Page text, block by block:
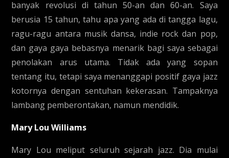
banyak revolusi di tahun 50-an dan 60-an. Saya
berusia 15 tahun, tahu apa yang ada di tangga lagu,
ragu-ragu antara musik dansa, indie rock dan pop,
dan gaya gaya bebasnya menarik bagi saya sebagai
penolakan arus utama. Tidak ada yang sopan
tentang itu, tetapi saya menanggapi positif gaya jazz
kotornya dengan sentuhan kekerasan. Tampaknya
lambang pemberontakan, namun mendidik.
Mary Lou Williams
Mary Lou meliput seluruh sejarah jazz. Dia mulai